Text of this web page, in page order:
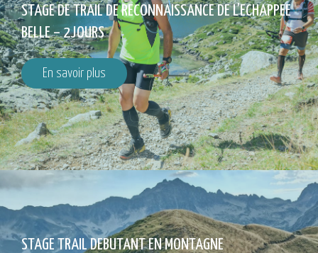
STAGE DE TRAIL DE RECONNAISSANCE DE L’ECHAPPEE
BELLE – 2JOURS
En savoir plus
STAGE TRAIL DEBUTANT EN MONTAGNE